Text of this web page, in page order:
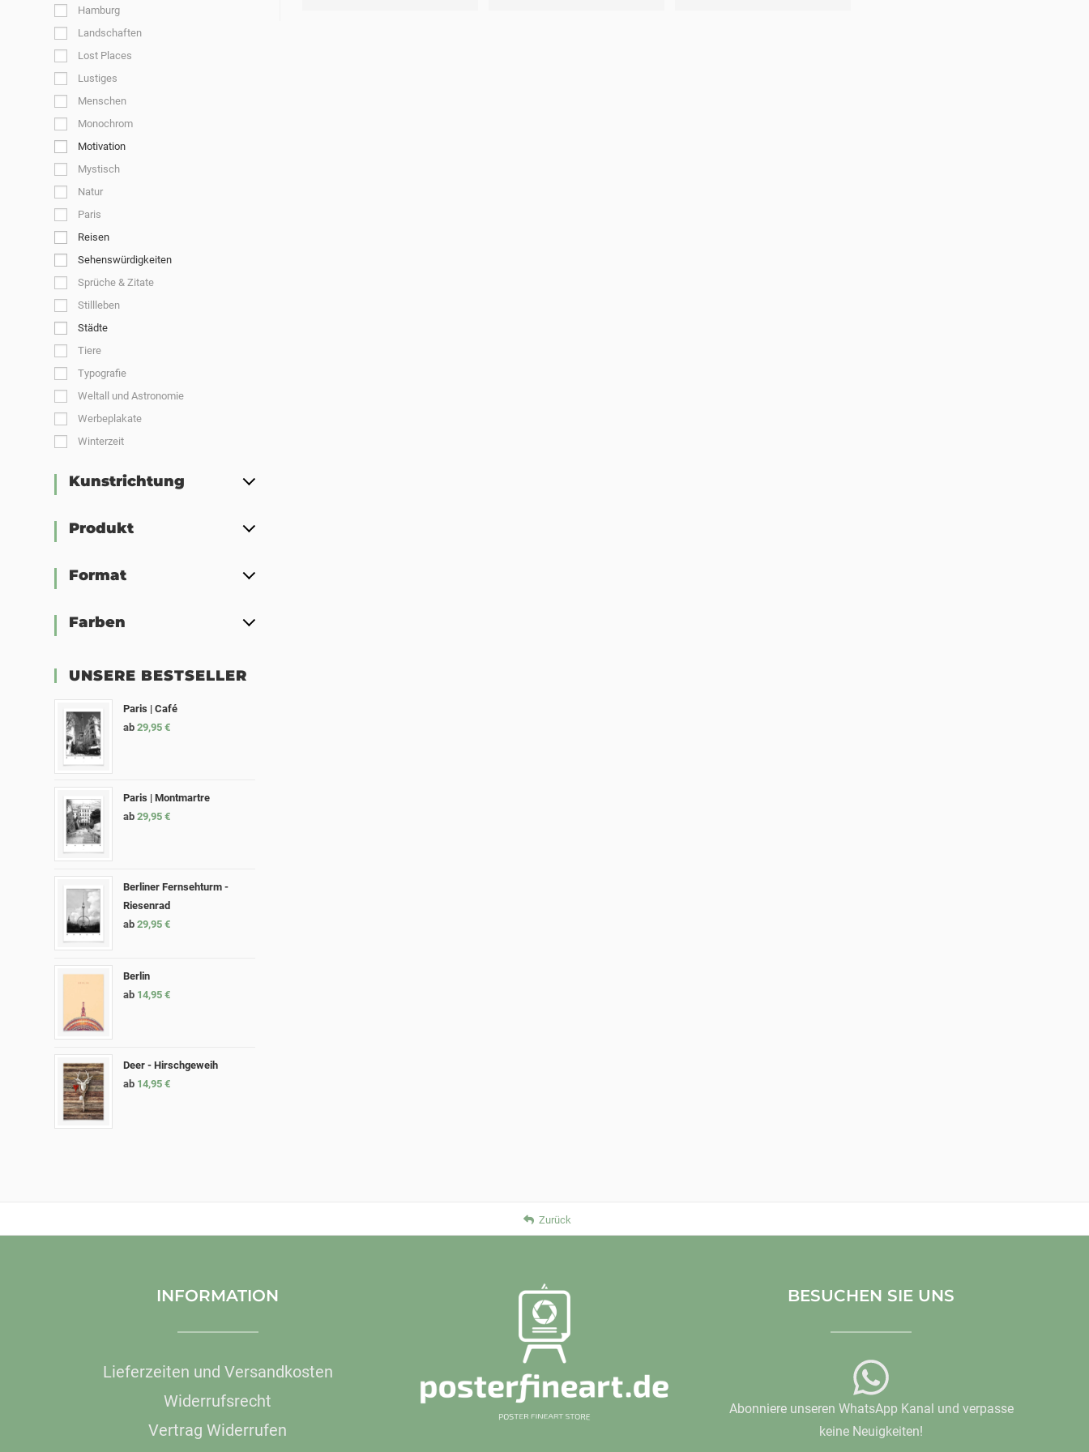
Hamburg
Landschaften
Lost Places
Lustiges
Menschen
Monochrom
Motivation
Mystisch
Natur
Paris
Reisen
Sehenswürdigkeiten
Sprüche & Zitate
Stillleben
Städte
Tiere
Typografie
Weltall und Astronomie
Werbeplakate
Winterzeit
Kunstrichtung
Produkt
Format
Farben
UNSERE BESTSELLER
Paris | Café
ab29,95€
Paris | Montmartre
ab29,95€
Berliner Fernsehturm -
Riesenrad
ab29,95€
Berlin
ab 14,95€
Deer - Hirschgeweih
ab 14,95€
Zurück
INFORMATION
Lieferzeiten und Versandkosten
Widerrufsrecht
Vertrag Widerrufen
BESUCHEN SIE UNS
Abonniere unseren WhatsApp Kanal und verpasse
keine Neuigkeiten!